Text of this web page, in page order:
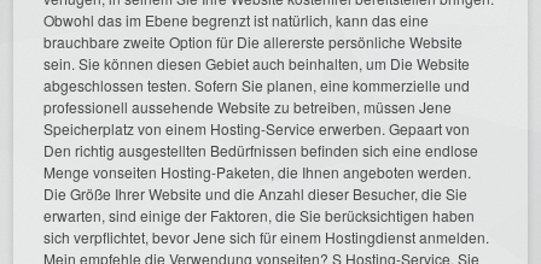
Obwohl das im Ebene begrenzt ist natürlich, kann das eine
brauchbare zweite Option für Die allererste persönliche Website
sein. Sie können diesen Gebiet auch beinhalten, um Die Website
abgeschlossen testen. Sofern Sie planen, eine kommerzielle und
professionell aussehende Website zu betreiben, müssen Jene
Speicherplatz von einem Hosting-Service erwerben. Gepaart von
Den richtig ausgestellten Bedürfnissen befinden sich eine endlose
Menge vonseiten Hosting-Paketen, die Ihnen angeboten werden.
Die Größe Ihrer Website und die Anzahl dieser Besucher, die Sie
erwarten, sind einige der Faktoren, die Sie berücksichtigen haben
sich verpflichtet, bevor Jene sich für einem Hostingdienst anmelden.
Mein empfehle die Verwendung vonseiten? S Hosting-Service. Sie